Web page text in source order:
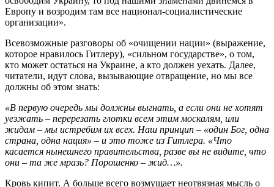
Европу и возродим там все национал-социалистические
организации».
Всевозможные разговоры об «очищении нации» (выражение,
которое нравилось Гитлеру), «сильном государстве», о том,
кто может остаться на Украине, а кто должен уехать. Далее,
читатели, идут слова, вызывающие отвращение, но мы все
должны об этом знать:
«В первую очередь мы должны выгнать, а если они не хотят
уезжать – перерезать глотки всем этим москалям, или
жидам – мы истребим их всех. Наш принцип – «один Бог, одна
страна, одна нация» – и это тоже из Гитлера. «Что
касается нынешнего правительства, разве вы не видите, что
они – та же мразь? Порошенко – жид…».
Кровь кипит. А больше всего возмущает неотвязная мысль о